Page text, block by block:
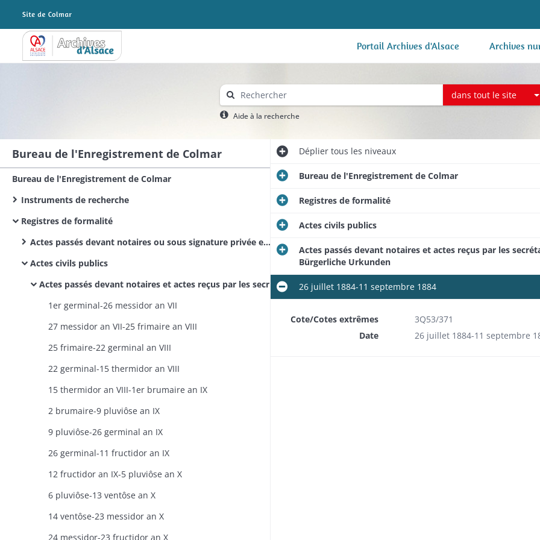
Archives Alsace - Colmar Portail Archives d'Alsace Archives
dans tout le site
Aide à la recherche
Bureau de l'Enregistrement de Colmar
Bureau de l'Enregistrement de Colmar
Instruments de recherche
Registres de formalité
Actes passés devant notaires ou sous signature privée et actes reçus par les secrétaires des corps municipaux et administratifs
Actes civils publics
Actes passés devant notaires et actes reçus par les secrétaires des corps administratifs / Actes civils publics / Bürgerliche Urkunden
1er germinal-26 messidor an VII
27 messidor an VII-25 frimaire an VIII
25 frimaire-22 germinal an VIII
22 germinal-15 thermidor an VIII
15 thermidor an VIII-1er brumaire an IX
2 brumaire-9 pluviôse an IX
9 pluviôse-26 germinal an IX
26 germinal-11 fructidor an IX
12 fructidor an IX-5 pluviôse an X
6 pluviôse-13 ventôse an X
14 ventôse-23 messidor an X
24 messidor-23 fructidor an X
Dépliertous les niveaux
Bureau de l'Enregistrement de Colmar
Registres de formalité
Actes civils publics
Actes passés devant notaires et actes reçus par les
Bürgerliche Urkunden
26 juillet 1884-11 septembre 1884
Cote/Cotes extrêmes
3Q53/371
Date
26 juillet 1884-11 septembre